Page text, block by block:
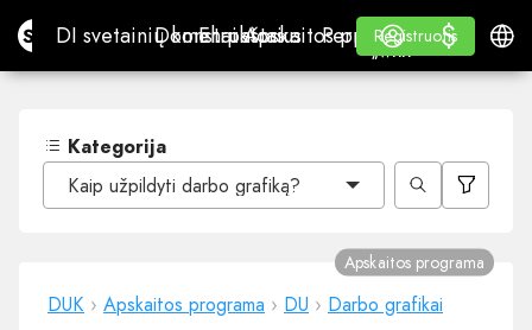
Site.proDI svetainių konstruktorius
DI svetainių konstruktorius
Domenai
DomenaiEl. paštas
El. paštasApskaitos programa
Apskaitos programa
Perpardavėjams
„WHITE LABEL“
Mokymasis
Mokymasis
Registruotis
Registruotis
Prisijungti
$
$
Kategorija
Kaip užpildyti darbo grafiką?
DUK › Apskaitos programa › DU › Darbo grafikai
Apskaitos programa